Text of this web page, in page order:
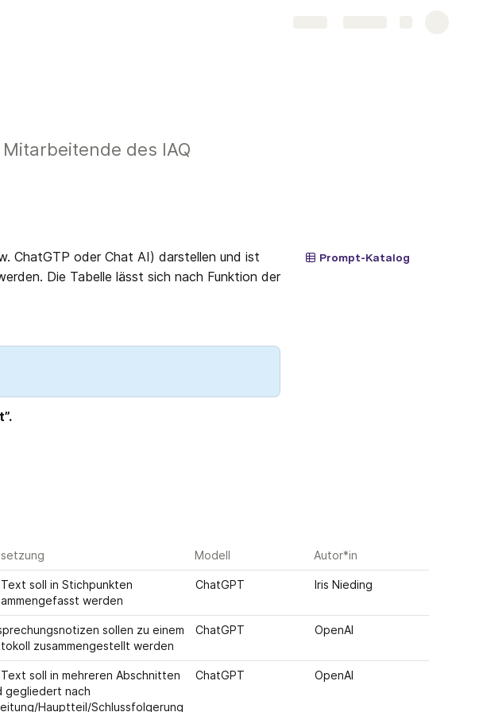
des IAQ
ChatGTP oder Chat AI) darstellen und ist
Die Tabelle lässt sich nach Funktion der
Modell Autor*in
Text soll in Stichpunkten
werden
ChatGPT Iris Nieding
sollen zu einem
zusammengestellt werden
ChatGPT OpenAI
Text soll in mehreren Abschnitten
gegliedert nach
Hauptteil/Schlussfolgerung
ChatGPT OpenAI
Prompt-Katalog